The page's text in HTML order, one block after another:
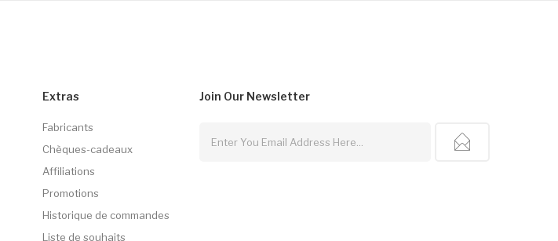
Extras
Fabricants
Chèques-cadeaux
Affiliations
Promotions
Historique de commandes
Liste de souhaits
Join Our Newsletter